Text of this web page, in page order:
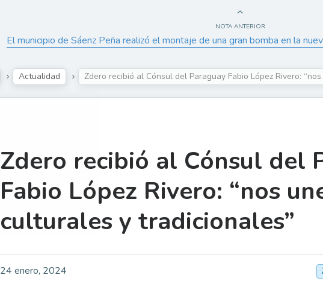
NOTA ANTERIOR
El municipio de Sáenz Peña realizó el montaje de una gran bomba en la
Actualidad Zdero recibió al Cónsul del Paraguay Fabio López Rivero:
Zdero recibió al Cónsul del
Fabio López Rivero: “nos
culturales y tradicionales”
24 enero, 2024